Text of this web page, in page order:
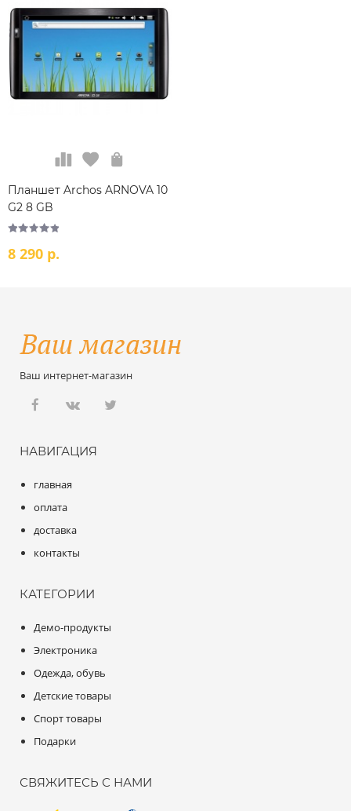
Планшет Archos ARNOVA 10
G2 8 GB
8 290 р.
Ваш интернет-магазин
НАВИГАЦИЯ
главная
оплата
доставка
контакты
КАТЕГОРИИ
Демо-продукты
Электроника
Одежда, обувь
Детские товары
Спорт товары
Подарки
СВЯЖИТЕСЬ С НАМИ